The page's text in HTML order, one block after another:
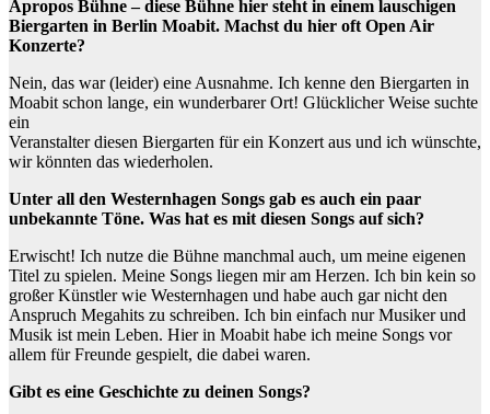
Apropos Bühne – diese Bühne hier steht in einem lauschigen
Biergarten in Berlin Moabit. Machst du hier oft Open Air
Konzerte?
Nein, das war (leider) eine Ausnahme. Ich kenne den Biergarten in
Moabit schon lange, ein wunderbarer Ort! Glücklicher Weise suchte
ein
Veranstalter diesen Biergarten für ein Konzert aus und ich wünschte,
wir könnten das wiederholen.
Unter all den Westernhagen Songs gab es auch ein paar
unbekannte Töne. Was hat es mit diesen Songs auf sich?
Erwischt! Ich nutze die Bühne manchmal auch, um meine eigenen
Titel zu spielen. Meine Songs liegen mir am Herzen. Ich bin kein so
großer Künstler wie Westernhagen und habe auch gar nicht den
Anspruch Megahits zu schreiben. Ich bin einfach nur Musiker und
Musik ist mein Leben. Hier in Moabit habe ich meine Songs vor
allem für Freunde gespielt, die dabei waren.
Gibt es eine Geschichte zu deinen Songs?